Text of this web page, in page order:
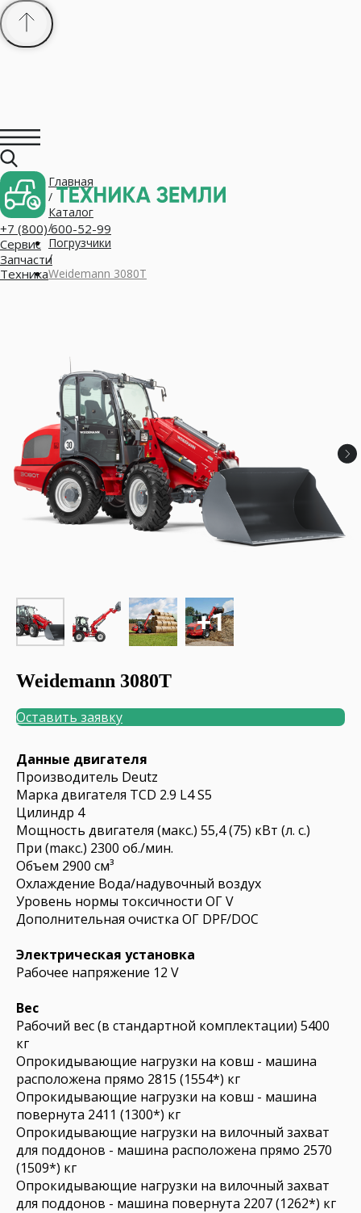
+7 (800) 600-52-99
Сервис
Запчасти
Техника
Главная
/
Каталог
/
Погрузчики
/
Weidemann 3080T
Weidemann 3080T
Оставить заявку
Данные двигателя
Производитель Deutz
Марка двигателя TCD 2.9 L4 S5
Цилиндр 4
Мощность двигателя (макс.) 55,4 (75) кВт (л. с.)
При (mакс.) 2300 об./мин.
Объем 2900 см³
Охлаждение Вода/надувочный воздух
Уровень нормы токсичности ОГ V
Дополнительная очистка ОГ DPF/DOC
Электрическая установка
Рабочее напряжение 12 V
Вес
Рабочий вес (в стандартной комплектации) 5400
кг
Опрокидывающие нагрузки на ковш - машина
расположена прямо 2815 (1554*) кг
Опрокидывающие нагрузки на ковш - машина
повернута 2411 (1300*) кг
Опрокидывающие нагрузки на вилочный захват
для поддонов - машина расположена прямо 2570
(1509*) кг
Опрокидывающие нагрузки на вилочный захват
для поддонов - машина повернута 2207 (1262*) кг